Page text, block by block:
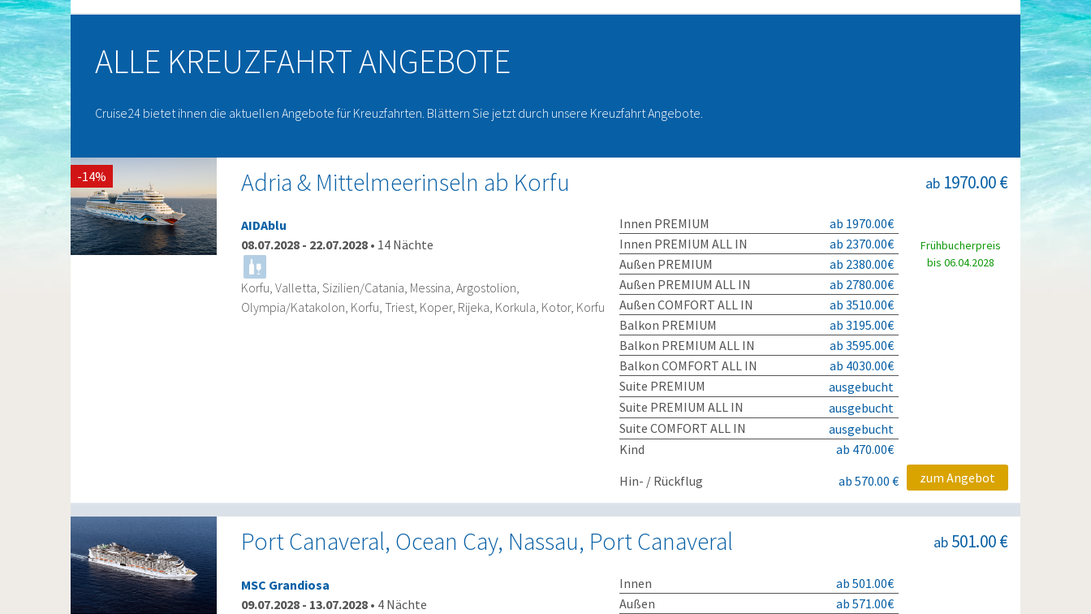
ALLE KREUZFAHRT ANGEBOTE
Cruise24 bietet ihnen die aktuellen Angebote für Kreuzfahrten. Blättern Sie jetzt durch unsere Kreuzfahrt Angebote.
Adria & Mittelmeerinseln ab Korfu ab 1970.00 €
AIDAblu
08.07.2028 - 22.07.2028 • 14 Nächte
Korfu, Valletta, Sizilien/Catania, Messina, Argostolion,
Olympia/Katakolon, Korfu, Triest, Koper, Rijeka, Korkula, Kotor, Korfu
Innen PREMIUM
ab 1970.00€
Innen PREMIUM ALL IN
ab 2370.00€
Außen PREMIUM
ab 2380.00€
Außen PREMIUM ALL IN
ab 2780.00€
Außen COMFORT ALL IN
ab 3510.00€
Balkon PREMIUM
ab 3195.00€
Balkon PREMIUM ALL IN
ab 3595.00€
Balkon COMFORT ALL IN
ab 4030.00€
Suite PREMIUM
ausgebucht
Suite PREMIUM ALL IN
ausgebucht
Suite COMFORT ALL IN
ausgebucht
Kind
ab 470.00€
Hin- / Rückflug
ab 570.00 €
-14%
Frühbucherpreis
bis 06.04.2028
zum Angebot
Port Canaveral, Ocean Cay, Nassau, Port Canaveral ab 501.00 €
MSC Grandiosa
09.07.2028 - 13.07.2028 • 4 Nächte
Innen
ab 501.00€
Außen
ab 571.00€